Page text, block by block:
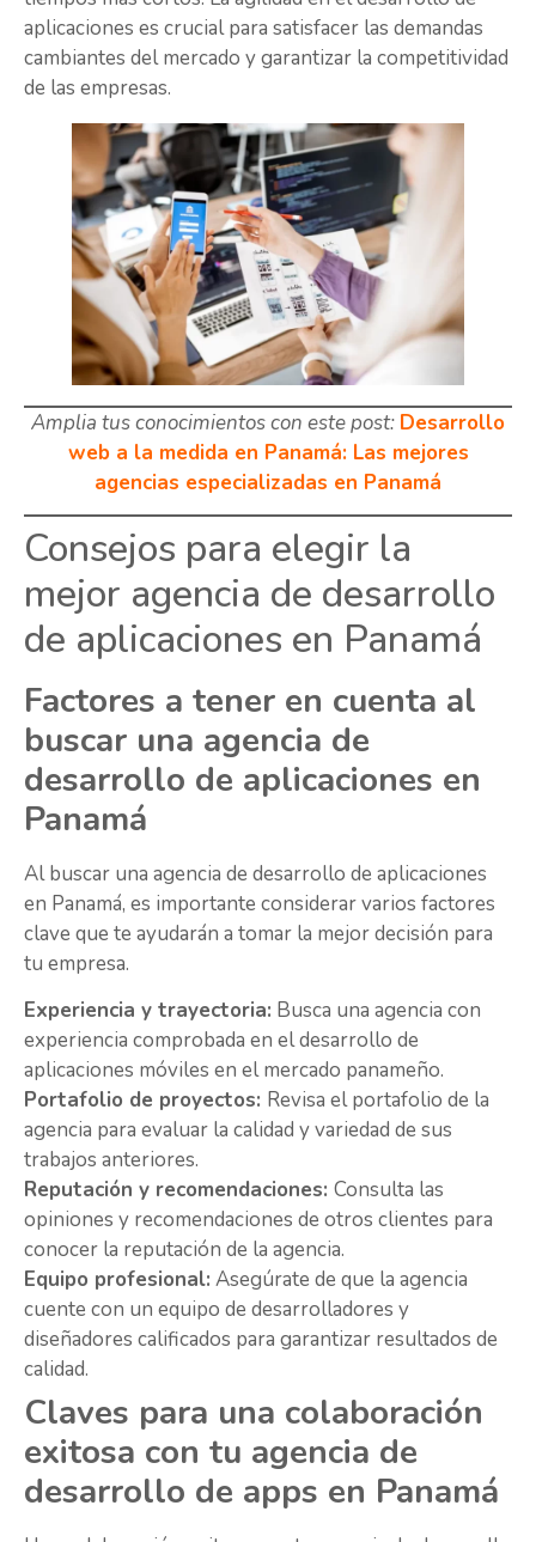
aplicaciones es crucial para satisfacer las demandas
cambiantes del mercado y garantizar la competitividad
de las empresas.
Amplia tus conocimientos con este post: Desarrollo
web a la medida en Panamá: Las mejores
agencias especializadas en Panamá
Consejos para elegir la
mejor agencia de desarrollo
de aplicaciones en Panamá
Factores a tener en cuenta al
buscar una agencia de
desarrollo de aplicaciones en
Panamá
Al buscar una agencia de desarrollo de aplicaciones
en Panamá, es importante considerar varios factores
clave que te ayudarán a tomar la mejor decisión para
tu empresa.
Experiencia y trayectoria: Busca una agencia con
experiencia comprobada en el desarrollo de
aplicaciones móviles en el mercado panameño.
Portafolio de proyectos: Revisa el portafolio de la
agencia para evaluar la calidad y variedad de sus
trabajos anteriores.
Reputación y recomendaciones: Consulta las
opiniones y recomendaciones de otros clientes para
conocer la reputación de la agencia.
Equipo profesional: Asegúrate de que la agencia
cuente con un equipo de desarrolladores y
diseñadores calificados para garantizar resultados de
calidad.
Claves para una colaboración
exitosa con tu agencia de
desarrollo de apps en Panamá